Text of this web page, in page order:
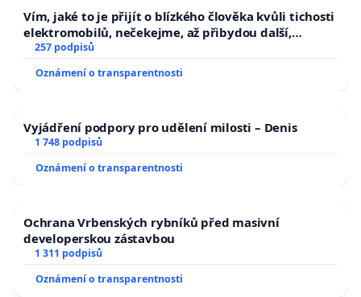
Vím, jaké to je přijít o blízkého člověka kvůli tichosti
elektromobilů, nečekejme, až přibydou další,
zaveďme slyšitelná auta!
257 podpisů
Oznámení o transparentnosti
Vyjádření podpory pro udělení milosti – Denis
1 748 podpisů
Oznámení o transparentnosti
Ochrana Vrbenských rybníků před masivní
developerskou zástavbou
1 311 podpisů
Oznámení o transparentnosti